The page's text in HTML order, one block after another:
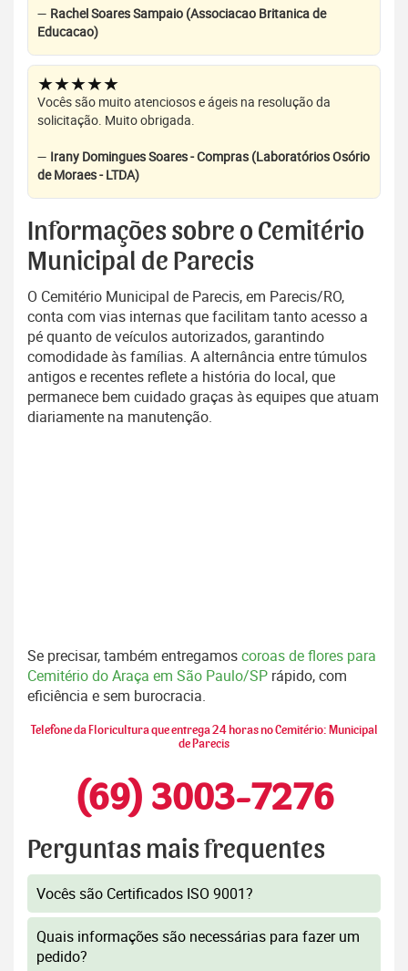
— Rachel Soares Sampaio (Associacao Britanica de
Educacao)
★★★★★
Vocês são muito atenciosos e ágeis na resolução da
solicitação. Muito obrigada.
— Irany Domingues Soares - Compras (Laboratórios Osório
de Moraes - LTDA)
Informações sobre o Cemitério
Municipal de Parecis
O Cemitério Municipal de Parecis, em Parecis/RO,
conta com vias internas que facilitam tanto acesso a
pé quanto de veículos autorizados, garantindo
comodidade às famílias. A alternância entre túmulos
antigos e recentes reflete a história do local, que
permanece bem cuidado graças às equipes que atuam
diariamente na manutenção.
Se precisar, também entregamoscoroas de flores para
Cemitério do Araça em São Paulo/SP rápido, com
eficiência e sem burocracia.
Telefone da Floricultura que entrega 24 horas no Cemitério: Municipal
de Parecis
(69) 3003-7276
Perguntas mais frequentes
Vocês são Certificados ISO 9001?
Quais informações são necessárias para fazer um
pedido?